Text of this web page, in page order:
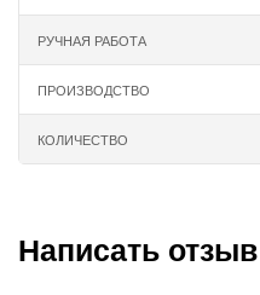
РУЧНАЯ РАБОТА
ПРОИЗВОДСТВО
КОЛИЧЕСТВО
Написать